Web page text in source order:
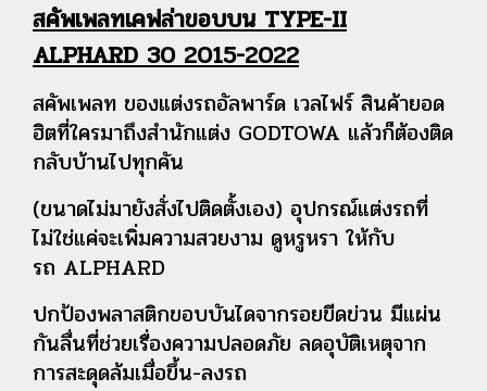
สคัพเพลทเคฟล่าขอบบน TYPE-II
ALPHARD 30 2015-2022
สคัพเพลท ของแต่งรถอัลพาร์ด เวลไฟร์ สินค้ายอด
ฮิตที่ใครมาถึงสำนักแต่ง GODTOWA แล้วก็ต้องติด
กลับบ้านไปทุกคัน
(ขนาดไม่มายังสั่งไปติดตั้งเอง) อุปกรณ์แต่งรถที่
ไม่ใช่แค่จะเพิ่มความสวยงาม ดูหรูหรา ให้กับ
รถ ALPHARD
ปกป้องพลาสติกขอบบันไดจากรอยขีดข่วน มีแผ่น
กันลื่นที่ช่วยเรื่องความปลอดภัย ลดอุบัติเหตุจาก
การสะดุดล้มเมื่อขึ้น-ลงรถ